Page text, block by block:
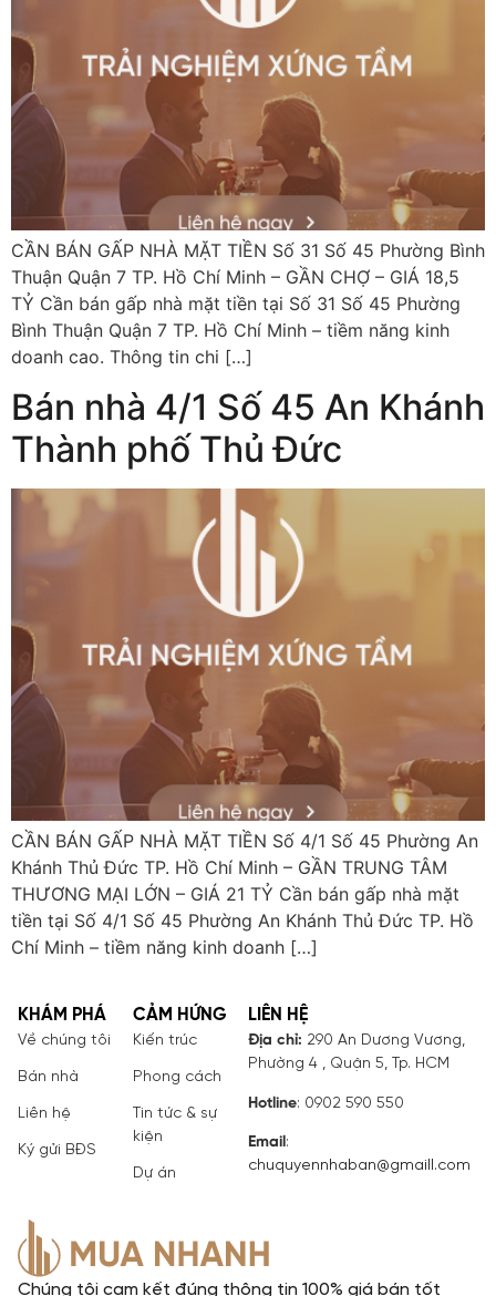
CẦN BÁN GẤP NHÀ MẶT TIỀN Số 31 Số 45 Phường Bình
Thuận Quận 7 TP. Hồ Chí Minh – GẦN CHỢ – GIÁ 18,5
TỶ Cần bán gấp nhà mặt tiền tại Số 31 Số 45 Phường
Bình Thuận Quận 7 TP. Hồ Chí Minh – tiềm năng kinh
doanh cao. Thông tin chi […]
Bán nhà 4/1 Số 45 An Khánh
Thành phố Thủ Đức
CẦN BÁN GẤP NHÀ MẶT TIỀN Số 4/1 Số 45 Phường An
Khánh Thủ Đức TP. Hồ Chí Minh – GẦN TRUNG TÂM
THƯƠNG MẠI LỚN – GIÁ 21 TỶ Cần bán gấp nhà mặt
tiền tại Số 4/1 Số 45 Phường An Khánh Thủ Đức TP. Hồ
Chí Minh – tiềm năng kinh doanh […]
Chúng tôi cam kết đúng thông tin 100% giá bán tốt
KHÁM PHÁ
Về chúng tôi
Bán nhà
Liên hệ
Ký gửi BĐS
CẢM HỨNG
Kiến trúc
Phong cách
Tin tức & sự
kiện
Dự án
LIÊN HỆ
Địa chỉ: 290 An Dương Vương,
Phường 4 , Quận 5, Tp. HCM
Hotline: 0902 590 550
Email :
chuquyennhaban@gmaill.com